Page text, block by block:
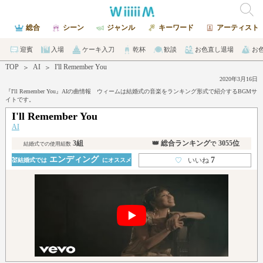
総合 シーン ジャンル キーワード アーティスト
迎賓 入場 ケーキ入刀 乾杯 歓談 お色直し退場 お
TOP ＞ AI ＞ I'll Remember You
2020年3月16日
『I'll Remember You』AIの曲情報 ウィームは結婚式の音楽をランキング形式で紹介するBGMサ
イトです。
I'll Remember You
AI
結婚式での使用組数3組 👑 総合ランキングで 3055位
💒結婚式ではエンディング にオススメ ♡ いいね7